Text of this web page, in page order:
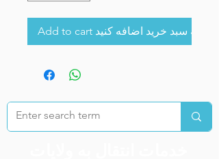
Add to cart به سبد خرید اضافه کنید